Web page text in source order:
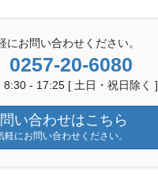
にお問い合わせください。
0257-20-6080
8:30 - 17:25 [ 土日・祝日除く ]
い合わせはこちら
軽にお問い合わせください。